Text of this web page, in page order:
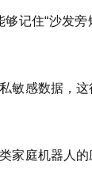
记住“沙发
敏感数据，
家庭机器人